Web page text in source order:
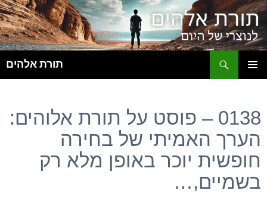
תורת אלהים
0138 – פוסט על תורת אלוהים:
הערך האמיתי של בחירה
חופשית יוכר באופן מלא רק
בשמיים,…